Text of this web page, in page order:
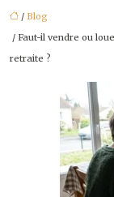
/ Blog
/ Faut-il vendre ou
retraite ?